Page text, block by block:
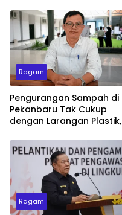
Ragam
Pengurangan Sampah di
Pekanbaru Tak Cukup
dengan Larangan Plastik,
Jadi Penentu
Ragam